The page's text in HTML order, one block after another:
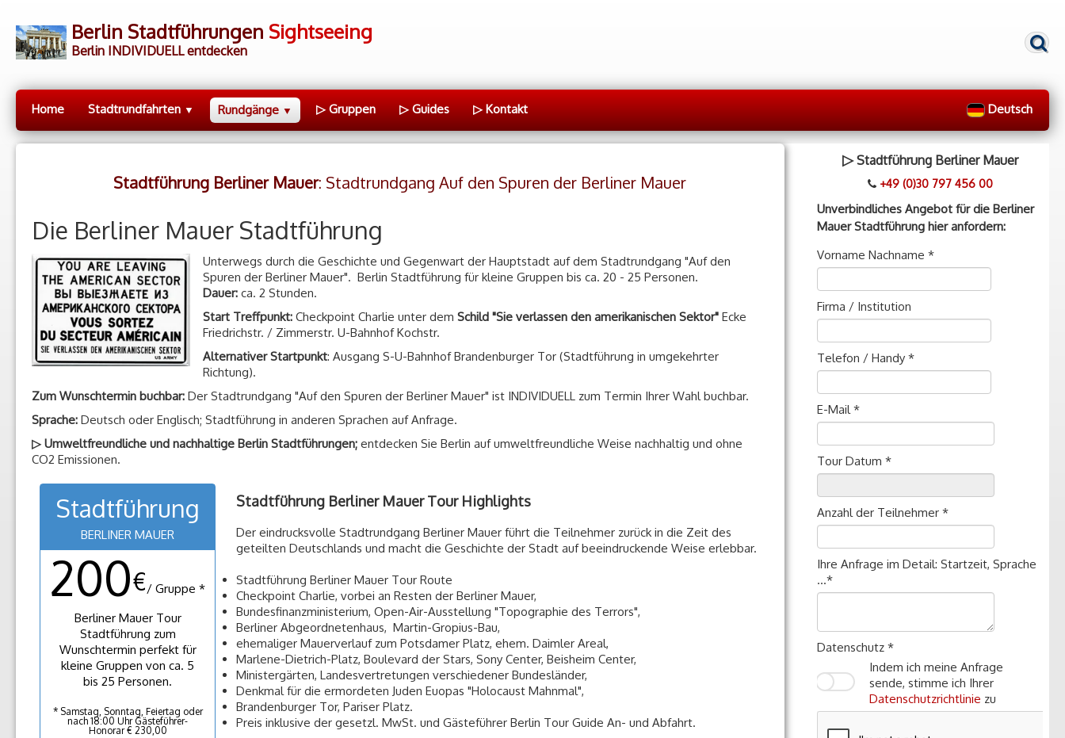
Berlin Stadtführungen Sightseeing
Berlin INDIVIDUELL entdecken
Deutsch
Home Stadtrundfahrten ▼ Rundgänge ▼ ▷ Gruppen ▷ Guides ▷ Kontakt
Stadtführung Berliner Mauer: Stadtrundgang Auf den Spuren der Berliner Mauer
Die Berliner Mauer Stadtführung
Unterwegs durch die Geschichte und Gegenwart der Hauptstadt auf dem Stadtrundgang "Auf den
Spuren der Berliner Mauer". Berlin Stadtführung für kleine Gruppen bis ca. 20 - 25 Personen.
Dauer: ca. 2 Stunden.
Start Treffpunkt: Checkpoint Charlie unter dem Schild "Sie verlassen den amerikanischen Sektor" Ecke
Friedrichstr. / Zimmerstr. U-Bahnhof Kochstr.
Alternativer Startpunkt: Ausgang S-U-Bahnhof Brandenburger Tor (Stadtführung in umgekehrter
Richtung).
Zum Wunschtermin buchbar: Der Stadtrundgang "Auf den Spuren der Berliner Mauer" ist INDIVIDUELL zum Termin Ihrer Wahl buchbar.
Sprache: Deutsch oder Englisch; Stadtführung in anderen Sprachen auf Anfrage.
▷ Umweltfreundliche und nachhaltige Berlin Stadtführungen; entdecken Sie Berlin auf umweltfreundliche Weise nachhaltig und ohne
CO2 Emissionen.
Stadtführung
BERLINER MAUER
200€/ Gruppe *
Berliner Mauer Tour
Stadtführung zum
Wunschtermin perfekt für
kleine Gruppen von ca. 5
bis 25 Personen.
* Samstag, Sonntag, Feiertag oder
nach 18:00 Uhr Gästeführer-
Honorar € 230,00
Stadtführung Berliner Mauer Tour Highlights
Der eindrucksvolle Stadtrundgang Berliner Mauer führt die Teilnehmer zurück in die Zeit des
geteilten Deutschlands und macht die Geschichte der Stadt auf beeindruckende Weise erlebbar.
Stadtführung Berliner Mauer Tour Route
Checkpoint Charlie, vorbei an Resten der Berliner Mauer,
Bundesfinanzministerium, Open-Air-Ausstellung "Topographie des Terrors",
Berliner Abgeordnetenhaus, Martin-Gropius-Bau,
ehemaliger Mauerverlauf zum Potsdamer Platz, ehem. Daimler Areal,
Marlene-Dietrich-Platz, Boulevard der Stars, Sony Center, Beisheim Center,
Ministergärten, Landesvertretungen verschiedener Bundesländer,
Denkmal für die ermordeten Juden Euopas "Holocaust Mahnmal",
Brandenburger Tor, Pariser Platz.
Preis inklusive der gesetzl. MwSt. und Gästeführer Berlin Tour Guide An- und Abfahrt.
▷Stadtführung Berliner Mauer
+49 (0)30 797 456 00
Unverbindliches Angebot für die Berliner
Mauer Stadtführung hier anfordern:
Vorname Nachname *
Firma / Institution
Telefon / Handy *
E-Mail *
Tour Datum *
Anzahl der Teilnehmer *
Ihre Anfrage im Detail: Startzeit, Sprache
...*
Datenschutz *
Indem ich meine Anfrage
sende, stimme ich Ihrer
Datenschutzrichtlinie zu